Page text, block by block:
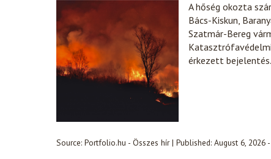
A hőség okozta
Bács-Kiskun,
Szatmár-Bereg
érkezett bejelentés.
Source: Portfolio.hu - Összes hír| Published: August 6, 2026